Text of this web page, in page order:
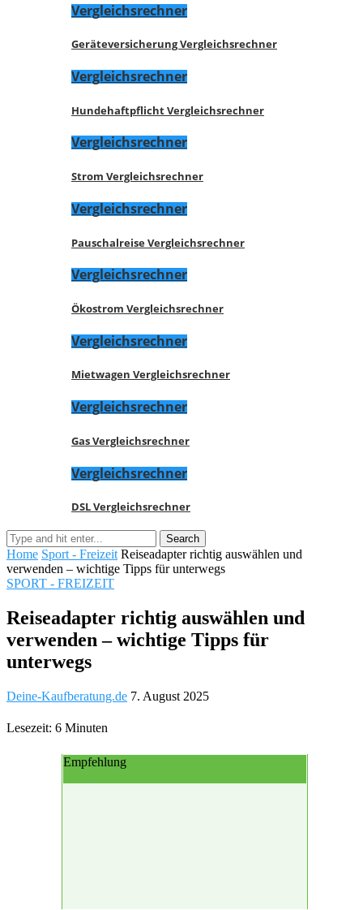
Vergleichsrechner
Geräteversicherung Vergleichsrechner
Vergleichsrechner
Hundehaftpflicht Vergleichsrechner
Vergleichsrechner
Strom Vergleichsrechner
Vergleichsrechner
Pauschalreise Vergleichsrechner
Vergleichsrechner
Ökostrom Vergleichsrechner
Vergleichsrechner
Mietwagen Vergleichsrechner
Vergleichsrechner
Gas Vergleichsrechner
Vergleichsrechner
DSL Vergleichsrechner
Home Sport - Freizeit Reiseadapter richtig auswählen und
verwenden – wichtige Tipps für unterwegs
SPORT - FREIZEIT
Reiseadapter richtig auswählen und
verwenden – wichtige Tipps für
unterwegs
Deine-Kaufberatung.de 7. August 2025
Lesezeit: 6 Minuten
Empfehlung